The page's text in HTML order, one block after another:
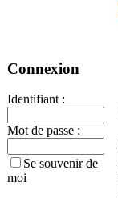
Connexion
Identifiant :
Mot de passe :
Se souvenir de
moi